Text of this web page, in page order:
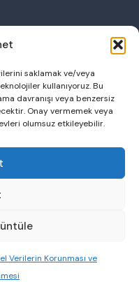
saklamak ve/veya
kullanıyoruz. Bu
davranışı veya benzersiz
Onay vermemek veya
olumsuz etkileyebilir.
Verilerin Korunması ve
Tüm hakları saklıdır.